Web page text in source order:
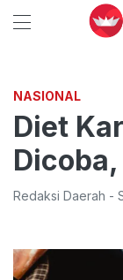
NASIONAL
Diet
Redaksi Daerah -